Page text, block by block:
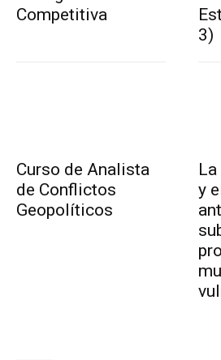
Competitiva
3)
Curso de Analista
de Conflictos
Geopolíticos
y